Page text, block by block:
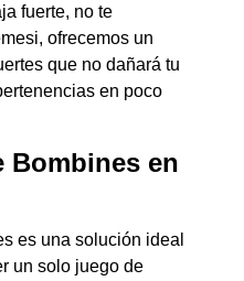
fuerte, no te
ofrecemos un
que no dañará tu
en poco
Bombines en
es una solución ideal
un solo juego de